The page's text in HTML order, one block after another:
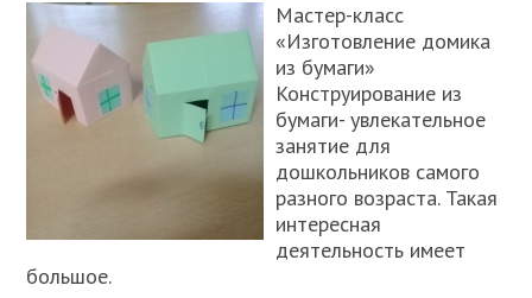
Мастер-класс
«Изготовление домика
из бумаги»
Конструирование из
бумаги- увлекательное
занятие для
дошкольников самого
разного возраста. Такая
интересная
деятельность имеет
большое.